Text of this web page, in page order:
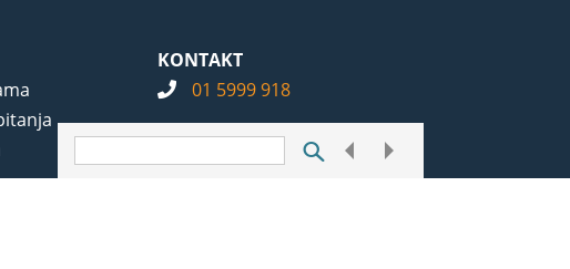
KONTAKT
01 5999 918
info@notarius.hr